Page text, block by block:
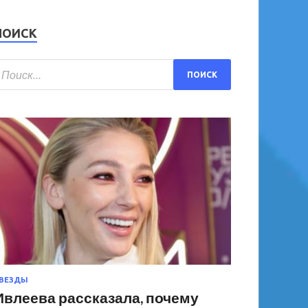
рассказала, почему